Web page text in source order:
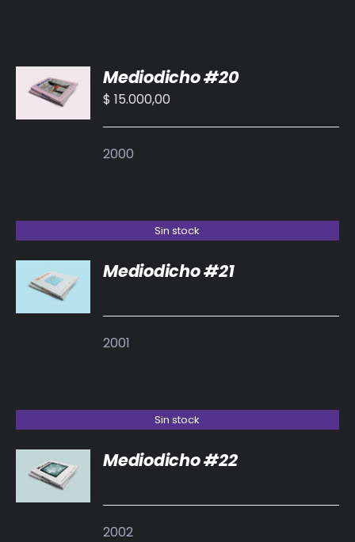
AL
CARRITO
/
Mediodicho #20
$ 15.000,00
2000
Sin stock
DETALLES
Mediodicho #21
2001
Sin stock
DETALLES
Mediodicho #22
2002